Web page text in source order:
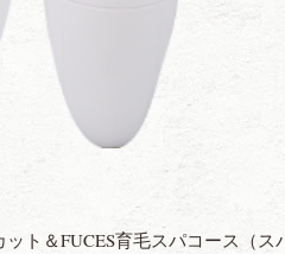
ット＆FUCES育毛スパコース（ス